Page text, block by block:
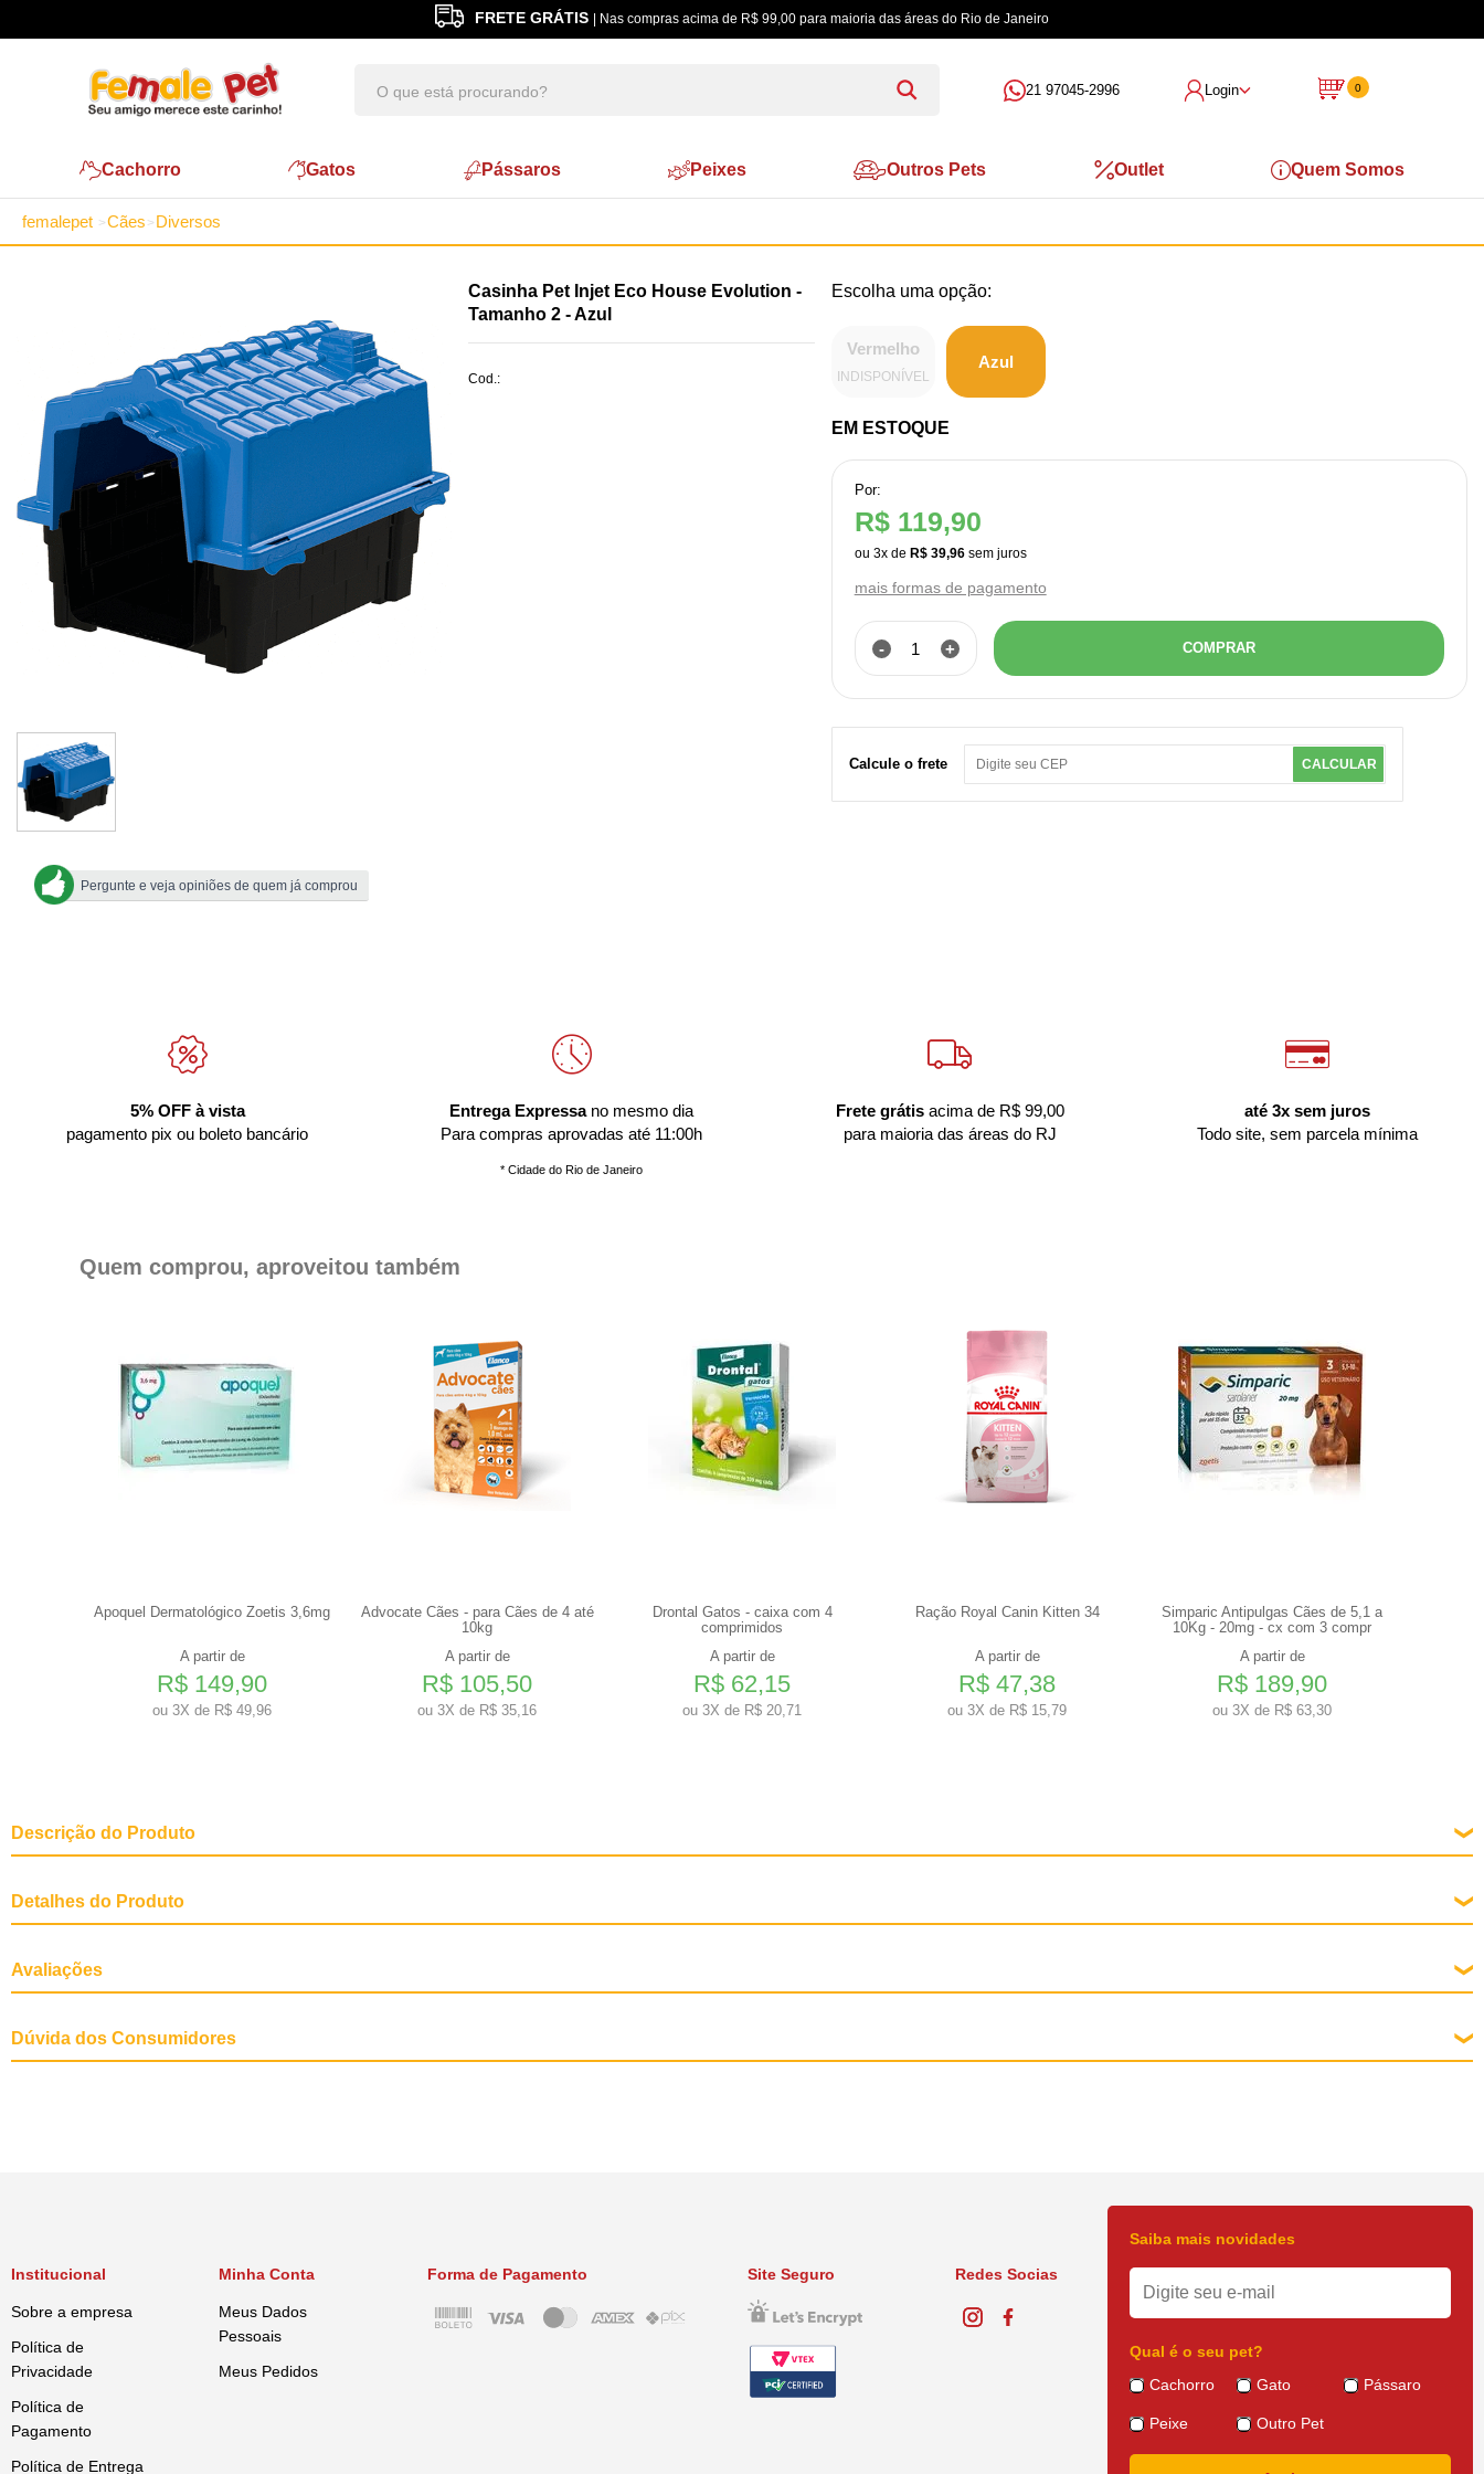
FRETE GRÁTIS | Nas compras acima de R$ 99,00 para maioria das áreas do Rio de Janeiro
21 97045-2996 Login 0
Cachorro Gatos Pássaros Peixes Outros Pets Outlet Quem Somos
femalepet Cães Diversos
Pergunte e veja opiniões de quem já comprou
Casinha Pet Injet Eco House Evolution -
Tamanho 2 - Azul
Cod.:
Vermelho
INDISPONÍVEL
Azul
EM ESTOQUE
Por:
R$ 119,90
ou 3xde R$ 39,96
mais formas de pagamento
- + COMPRAR
Calcule o frete CALCULAR
5% OFF à vista
pagamento pix ou boleto bancário
Entrega Expressano mesmo dia
Para compras aprovadas até 11:00h
* Cidade do Rio de Janeiro
Frete grátisacima de R$ 99,00
para maioria das áreas do RJ
até 3x sem juros
Todo site, sem parcela mínima
Quem comprou, aproveitou também
Apoquel Dermatológico Zoetis 3,6mg
A partir de
R$ 149,90
ou 3X de R$ 49,96
Advocate Cães - para Cães de 4 até
10kg
A partir de
R$ 105,50
ou 3X de R$ 35,16
Drontal Gatos - caixa com 4
comprimidos
A partir de
R$ 62,15
ou 3X de R$ 20,71
Ração Royal Canin Kitten 34
A partir de
R$ 47,38
ou 3X de R$ 15,79
Simparic Antipulgas Cães de 5,1 a
10Kg - 20mg - cx com 3 compr
A partir de
R$ 189,90
ou 3X de R$ 63,30
Descrição do Produto
Detalhes do Produto
Avaliações
Dúvida dos Consumidores
Institucional
Sobre a empresa
Política de
Privacidade
Política de
Pagamento
Política de Entrega
Minha Conta
Meus Dados
Pessoais
Meus Pedidos
Forma de Pagamento Site Seguro Redes Socias
Saiba mais novidades
Qual é o seu pet?
Cachorro
Gato Pássaro
Peixe Outro Pet